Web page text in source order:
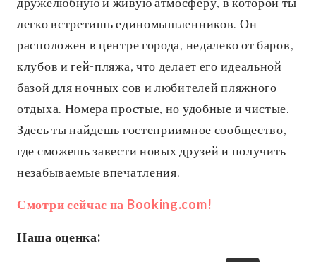
легко встретишь единомышленников. Он
расположен в центре города, недалеко от баров,
клубов и гей-пляжа, что делает его идеальной
базой для ночных сов и любителей пляжного
отдыха. Номера простые, но удобные и чистые.
Здесь ты найдешь гостеприимное сообщество,
где сможешь завести новых друзей и получить
незабываемые впечатления.
Смотри сейчас на Booking.com!
Наша оценка: